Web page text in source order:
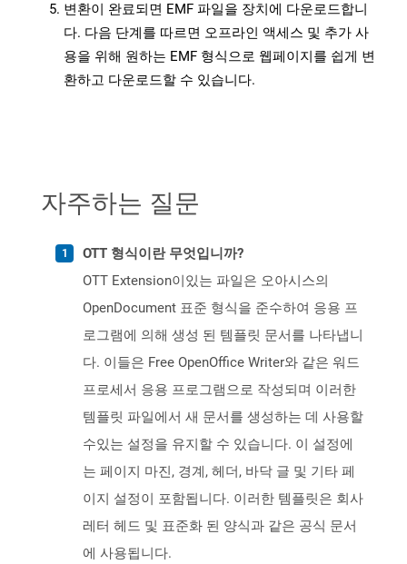
변환이 완료되면 EMF 파일을 장치에 다운로드합니
다. 다음 단계를 따르면 오프라인 액세스 및 추가 사
용을 위해 원하는 EMF 형식으로 웹페이지를 쉽게 변
환하고 다운로드할 수 있습니다.
자주하는 질문
OTT 형식이란 무엇입니까?
OTT Extension이있는 파일은 오아시스의
OpenDocument 표준 형식을 준수하여 응용 프
로그램에 의해 생성 된 템플릿 문서를 나타냅니
다. 이들은 Free OpenOffice Writer와 같은 워드
프로세서 응용 프로그램으로 작성되며 이러한
템플릿 파일에서 새 문서를 생성하는 데 사용할
수있는 설정을 유지할 수 있습니다. 이 설정에
는 페이지 마진, 경계, 헤더, 바닥 글 및 기타 페
이지 설정이 포함됩니다. 이러한 템플릿은 회사
레터 헤드 및 표준화 된 양식과 같은 공식 문서
에 사용됩니다.